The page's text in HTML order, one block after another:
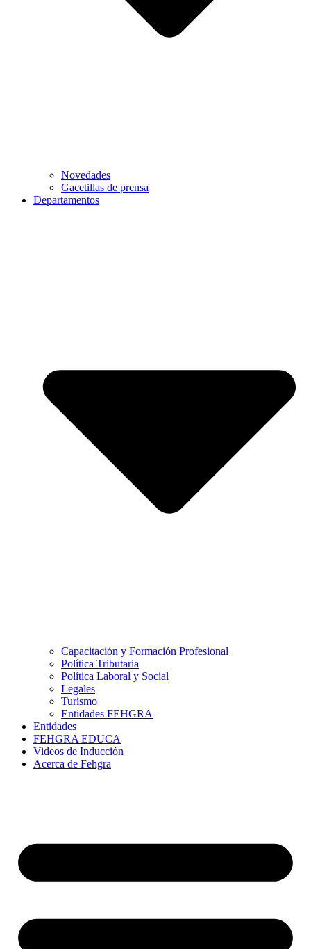
Novedades
Gacetillas de prensa
Departamentos
Capacitación y Formación Profesional
Política Tributaria
Política Laboral y Social
Legales
Turismo
Entidades FEHGRA
Entidades
FEHGRA EDUCA
Videos de Inducción
Acerca de Fehgra